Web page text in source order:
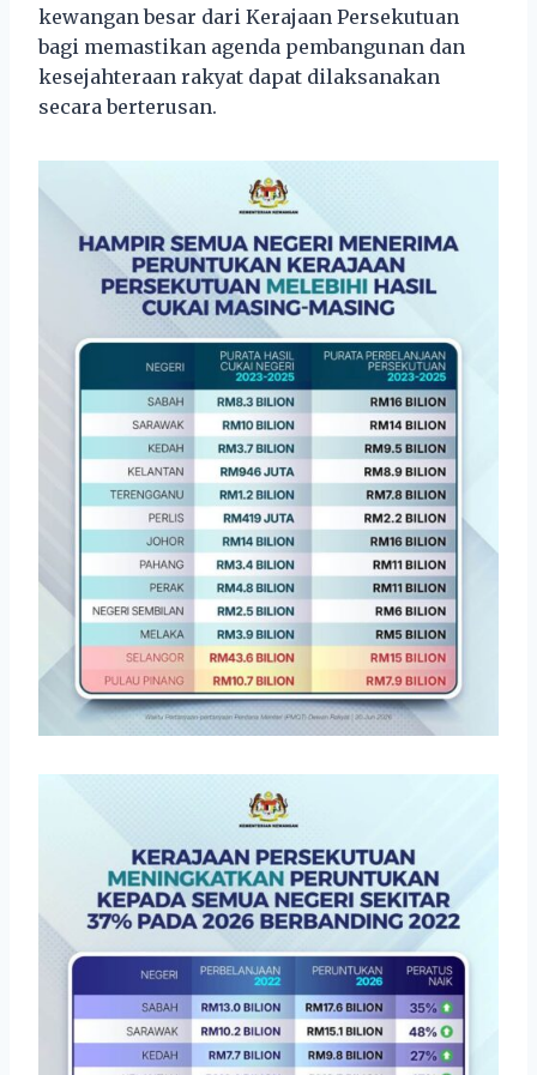
kewangan besar dari Kerajaan Persekutuan
bagi memastikan agenda pembangunan dan
kesejahteraan rakyat dapat dilaksanakan
secara berterusan.